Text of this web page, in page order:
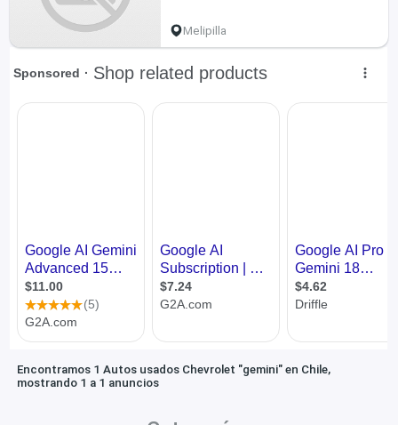
Melipilla
Encontramos 1 Autos usados Chevrolet "gemini" en Chile,
mostrando 1 a 1 anuncios